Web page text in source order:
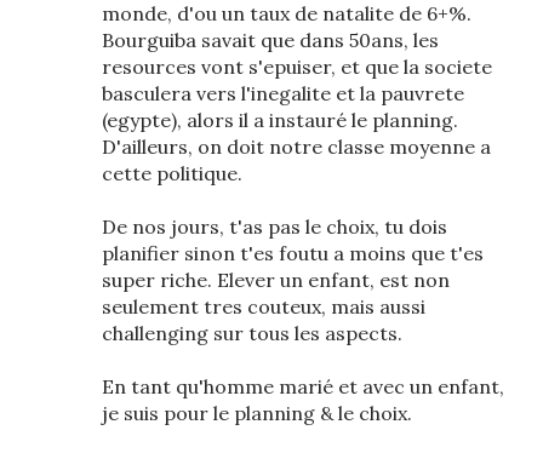
monde, d'ou un taux de natalite de 6+%.
Bourguiba savait que dans 50ans, les
resources vont s'epuiser, et que la societe
basculera vers l'inegalite et la pauvrete
(egypte), alors il a instauré le planning.
D'ailleurs, on doit notre classe moyenne a
cette politique.
De nos jours, t'as pas le choix, tu dois
planifier sinon t'es foutu a moins que t'es
super riche. Elever un enfant, est non
seulement tres couteux, mais aussi
challenging sur tous les aspects.
En tant qu'homme marié et avec un enfant,
je suis pour le planning & le choix.